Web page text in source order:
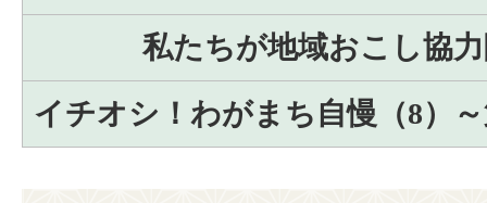
私たちが地域おこし協
イチオシ！わがまち自慢（8）